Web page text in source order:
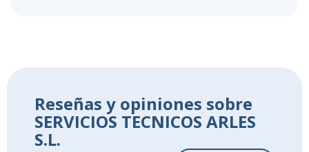
Reseñas y opiniones sobre
SERVICIOS TECNICOS ARLES
S.L.